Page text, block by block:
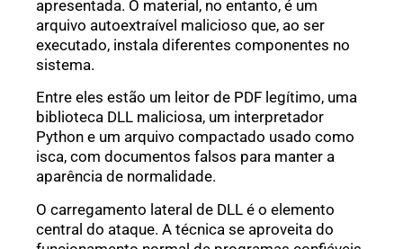
apresentada. O material, no entanto, é um
arquivo autoextraível malicioso que, ao ser
executado, instala diferentes componentes no
sistema.
Entre eles estão um leitor de PDF legítimo, uma
biblioteca DLL maliciosa, um interpretador
Python e um arquivo compactado usado como
isca, com documentos falsos para manter a
aparência de normalidade.
O carregamento lateral de DLL é o elemento
central do ataque. A técnica se aproveita do